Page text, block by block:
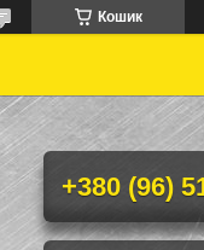
Кошик
+380 (96)